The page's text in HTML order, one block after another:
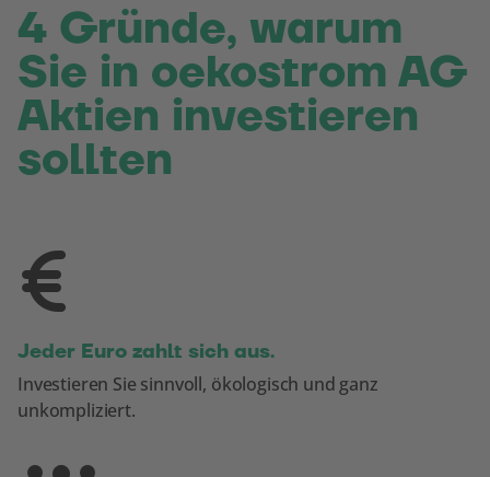
4 Gründe, warum
Sie in oekostrom AG
Aktien investieren
sollten
Jeder Euro zahlt sich aus.
Investieren Sie sinnvoll, ökologisch und ganz
unkompliziert.